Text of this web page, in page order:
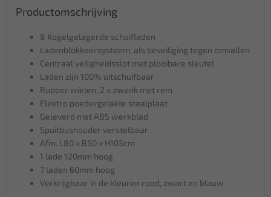
Productomschrijving
8 Kogelgelagerde schuifladen
Ladenblokkeersysteem, als beveiliging tegen omvallen
Centraal veiligheidsslot met plooibare sleutel
Laden zijn 100% uitschuifbaar
Rubber wielen, 2 x zwenk met rem
Elektro poedergelakte staalplaat
Geleverd met ABS werkblad
Spuitbushouder verstelbaar
Afm. L80 x B50 x H103cm
1 lade 120mm hoog
7 laden 60mm hoog
Verkrijgbaar in de kleuren rood, zwart en blauw